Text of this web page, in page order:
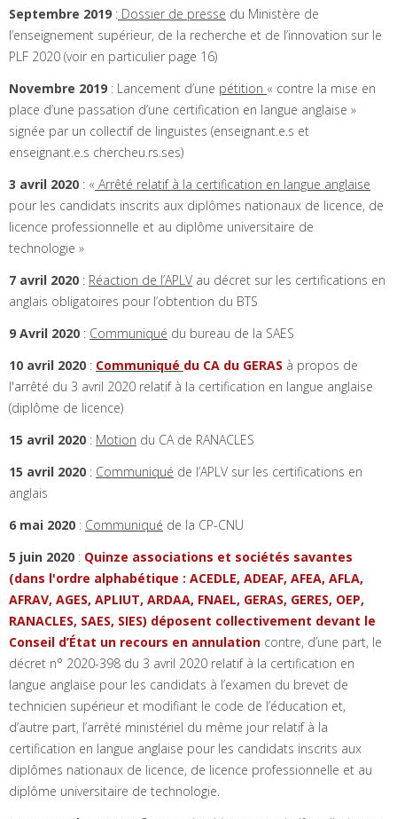
Septembre 2019 : Dossier de presse du Ministère de
l’enseignement supérieur, de la recherche et de l’innovation sur le
PLF 2020 (voir en particulier page 16)
Novembre 2019 : Lancement d’une pétition « contre la mise en
place d’une passation d’une certification en langue anglaise »
signée par un collectif de linguistes (enseignant.e.s et
enseignant.e.s chercheu.rs.ses)
3 avril 2020 : « Arrêté relatif à la certification en langue anglaise
pour les candidats inscrits aux diplômes nationaux de licence, de
licence professionnelle et au diplôme universitaire de
technologie »
7 avril 2020 : Réaction de l’APLV au décret sur les certifications en
anglais obligatoires pour l’obtention du BTS
9 Avril 2020 : Communiqué du bureau de la SAES
10 avril 2020 : Communiqué du CA du GERAS à propos de
l'arrêté du 3 avril 2020 relatif à la certification en langue anglaise
(diplôme de licence)
15 avril 2020 : Motion du CA de RANACLES
15 avril 2020 : Communiqué de l’APLV sur les certifications en
anglais
6 mai 2020 : Communiqué de la CP-CNU
5 juin 2020 : Quinze associations et sociétés savantes
(dans l'ordre alphabétique : ACEDLE, ADEAF, AFEA, AFLA,
AFRAV, AGES, APLIUT, ARDAA, FNAEL, GERAS, GERES, OEP,
RANACLES, SAES, SIES) déposent collectivement devant le
Conseil d’État un recours en annulation contre, d’une part, le
décret n° 2020-398 du 3 avril 2020 relatif à la certification en
langue anglaise pour les candidats à l’examen du brevet de
technicien supérieur et modifiant le code de l’éducation et,
d’autre part, l’arrêté ministériel du même jour relatif à la
certification en langue anglaise pour les candidats inscrits aux
diplômes nationaux de licence, de licence professionnelle et au
diplôme universitaire de technologie.